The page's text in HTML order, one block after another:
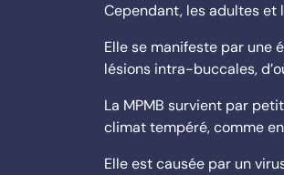
Cependant, les adultes et
Elle se manifeste par une
lésions intra-buccales,
La MPMB survient par
climat tempéré, comme
Elle est causée par un